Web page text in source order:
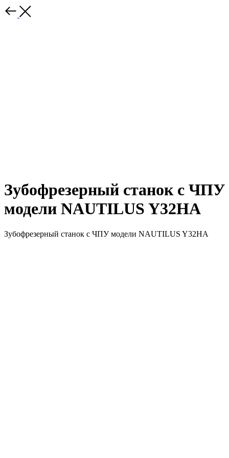
Зубофрезерный станок с ЧПУ
модели NAUTILUS Y32HA
Зубофрезерный станок с ЧПУ модели NAUTILUS Y32HA